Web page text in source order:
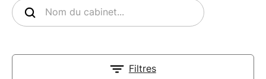
Filtres